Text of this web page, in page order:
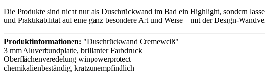
Die Produkte sind nicht nur als Duschrückwand im Bad ein Highlight, sondern
und Praktikabilität auf eine ganz besondere Art und Weise – mit der Design-
Produktinformationen: "Duschrückwand Cremeweiß"
3 mm Aluverbundplatte, brillanter Farbdruck
Oberflächenveredelung winpowerprotect
chemikalienbeständig, kratzunempfindlich